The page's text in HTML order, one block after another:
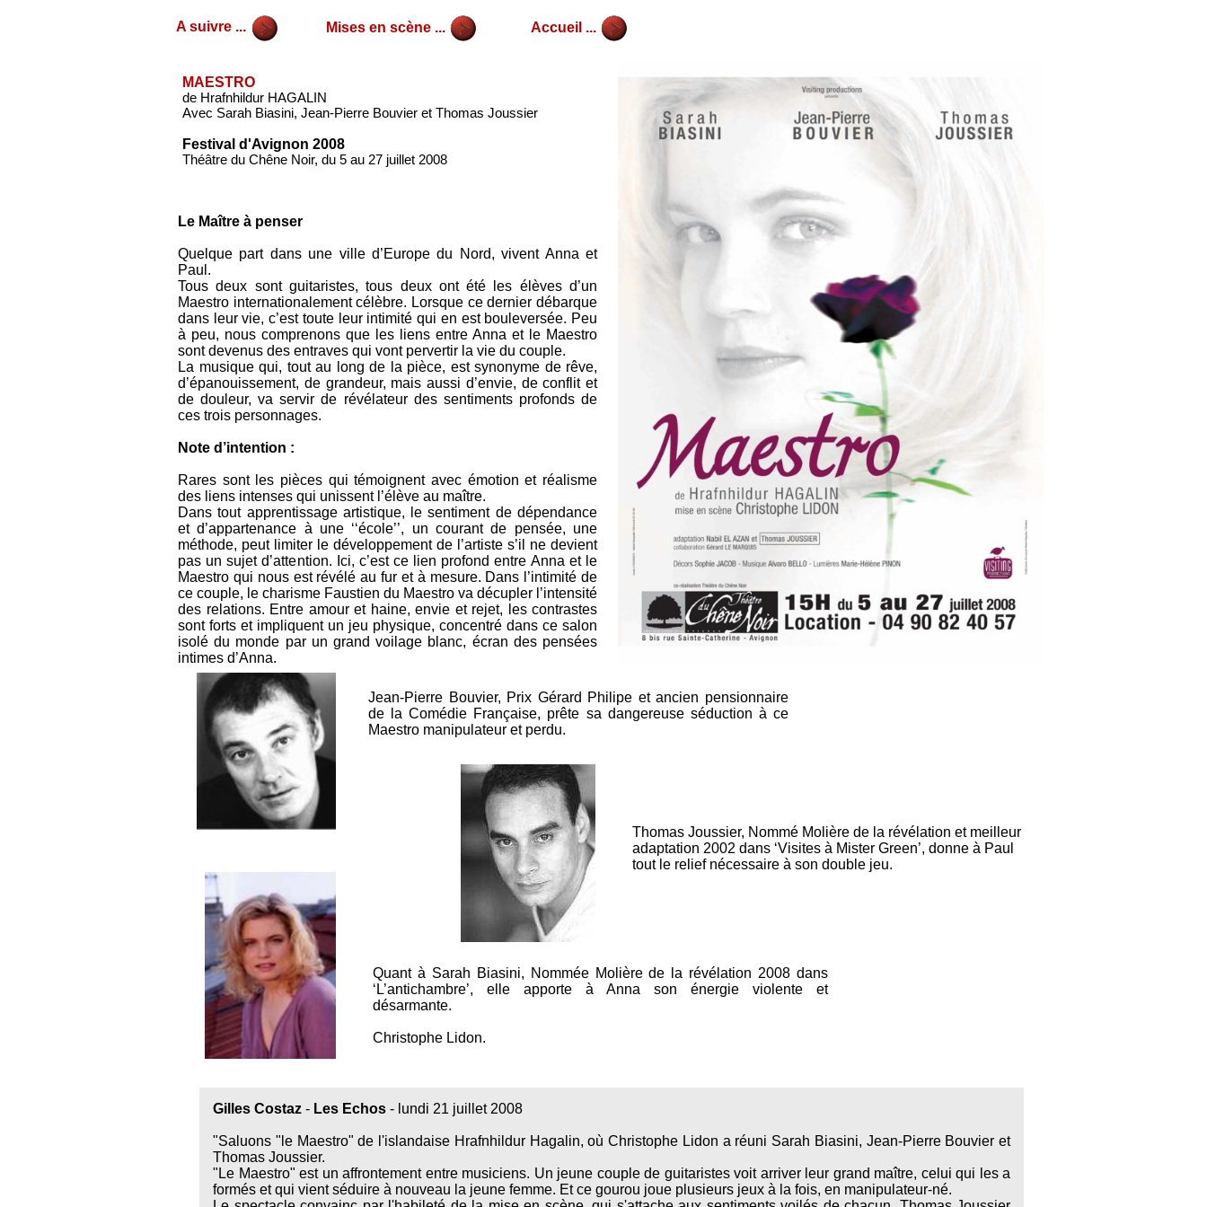
Accueil ...
Mises en scène ...
A suivre ...
MAESTRO
de Hrafnhildur HAGALIN
Avec Sarah Biasini, Jean-Pierre Bouvier et Thomas Joussier
Festival d'Avignon 2008
Théâtre du Chêne Noir, du 5 au 27 juillet 2008
Le Maître à penser
Quelque part dans une ville d’Europe du Nord, vivent Anna et
Paul.
Tous deux sont guitaristes, tous deux ont été les élèves d’un
Maestro internationalement célèbre. Lorsque ce dernier débarque
dans leur vie, c’est toute leur intimité qui en est bouleversée. Peu
à peu, nous comprenons que les liens entre Anna et le Maestro
sont devenus des entraves qui vont pervertir la vie du couple.
La musique qui, tout au long de la pièce, est synonyme de rêve,
d’épanouissement, de grandeur, mais aussi d’envie, de conflit et
de douleur, va servir de révélateur des sentiments profonds de
ces trois personnages.
Note d’intention :
Rares sont les pièces qui témoignent avec émotion et réalisme
des liens intenses qui unissent l’élève au maître.
Dans tout apprentissage artistique, le sentiment de dépendance
et d’appartenance à une ‘‘école’’, un courant de pensée, une
méthode, peut limiter le développement de l’artiste s’il ne devient
pas un sujet d’attention. Ici, c’est ce lien profond entre Anna et le
Maestro qui nous est révélé au fur et à mesure. Dans l’intimité de
ce couple, le charisme Faustien du Maestro va décupler l’intensité
des relations. Entre amour et haine, envie et rejet, les contrastes
sont forts et impliquent un jeu physique, concentré dans ce salon
isolé du monde par un grand voilage blanc, écran des pensées
intimes d’Anna.
Quant à Sarah Biasini, Nommée Molière de la révélation 2008 dans
‘L’antichambre’, elle apporte à Anna son énergie violente et
désarmante.
Christophe Lidon.
Jean-Pierre Bouvier, Prix Gérard Philipe et ancien pensionnaire
de la Comédie Française, prête sa dangereuse séduction à ce
Maestro manipulateur et perdu.
Thomas Joussier, Nommé Molière de la révélation et meilleur
adaptation 2002 dans ‘Visites à Mister Green’, donne à Paul
tout le relief nécessaire à son double jeu.
Gilles Costaz - Les Echos - lundi 21 juillet 2008
"Saluons "le Maestro" de l'islandaise Hrafnhildur Hagalin, où Christophe Lidon a réuni Sarah Biasini, Jean-Pierre Bouvier et
Thomas Joussier.
"Le Maestro" est un affrontement entre musiciens. Un jeune couple de guitaristes voit arriver leur grand maître, celui qui les a
formés et qui vient séduire à nouveau la jeune femme. Et ce gourou joue plusieurs jeux à la fois, en manipulateur-né.